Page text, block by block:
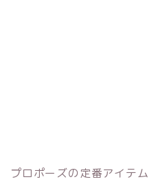
プロポーズの定番アイテム